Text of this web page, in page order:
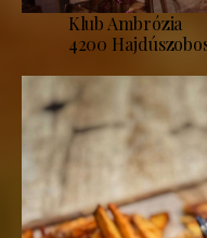
Klub Ambrózia
4200